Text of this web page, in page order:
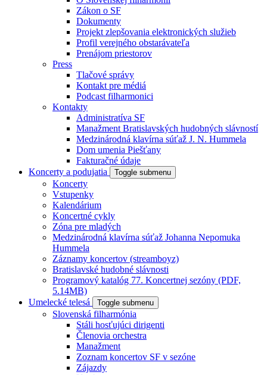
Zákon o SF
Dokumenty
Projekt zlepšovania elektronických služieb
Profil verejného obstarávateľa
Prenájom priestorov
Press
Tlačové správy
Kontakt pre médiá
Podcast filharmonici
Kontakty
Administratíva SF
Manažment Bratislavských hudobných slávností
Medzinárodná klavírna súťaž J. N. Hummela
Dom umenia Piešťany
Fakturačné údaje
Koncerty a podujatia
Toggle submenu
Koncerty
Vstupenky
Kalendárium
Koncertné cykly
Zóna pre mladých
Medzinárodná klavírna súťaž Johanna Nepomuka
Hummela
Záznamy koncertov (streamboyz)
Bratislavské hudobné slávnosti
Programový katalóg 77. Koncertnej sezóny (PDF,
5.14MB)
Umelecké telesá
Toggle submenu
Slovenská filharmónia
Stáli hosťujúci dirigenti
Členovia orchestra
Manažment
Zoznam koncertov SF v sezóne
Zájazdy